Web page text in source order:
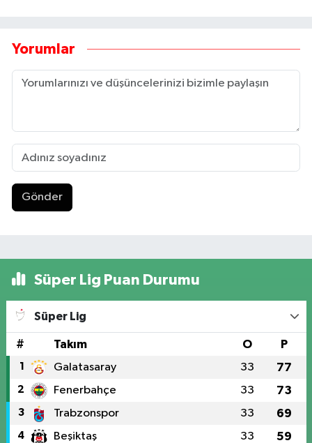
Yorumlar
Gönder
Süper Lig Puan Durumu
Süper Lig
# Takım O P
1 Galatasaray 33 77
2 Fenerbahçe 33 73
3 Trabzonspor 33 69
4 Beşiktaş 33 59